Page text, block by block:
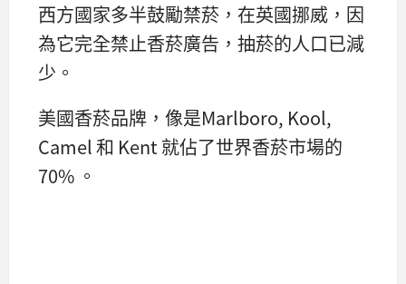
西方國家多半鼓勵禁菸，在英國挪威，因
為它完全禁止香菸廣告，抽菸的人口已減
少。
美國香菸品牌，像是Marlboro, Kool,
Camel 和 Kent 就佔了世界香菸市場的
70% 。